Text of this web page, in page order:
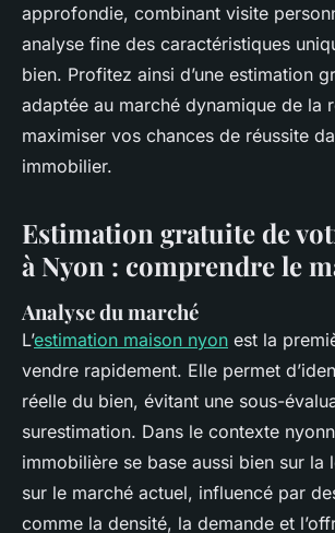
approfondie, combinant visite
analyse fine des caractéristiques
bien. Profitez ainsi d’une estimation
adaptée au marché dynamique de la
maximiser vos chances de réussite
immobilier.
Estimation gratuite de
à Nyon : comprendre le
Analyse du marché
L’estimation maison nyon est la
vendre rapidement. Elle permet
réelle du bien, évitant une sous-
surestimation. Dans le contexte
immobilière se base aussi bien sur la
sur le marché actuel, influencé par
comme la densité, la demande et